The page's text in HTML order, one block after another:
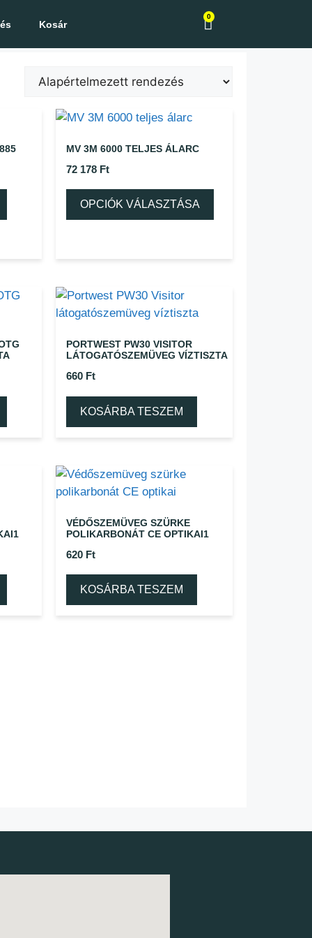
Kosár
0
MV 3M 6000 TELJES ÁLARC
72 178 Ft
OPCIÓK VÁLASZTÁSA
PORTWEST PW30 VISITOR
LÁTOGATÓSZEMÜVEG VÍZTISZTA
660 Ft
KOSÁRBA TESZEM
VÉDŐSZEMÜVEG SZÜRKE
POLIKARBONÁT CE OPTIKAI1
620 Ft
KOSÁRBA TESZEM